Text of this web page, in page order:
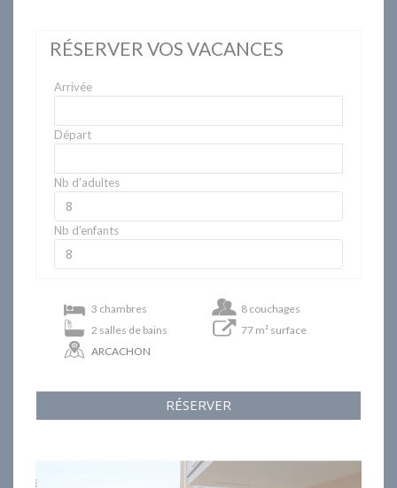
RÉSERVER VOS VACANCES
Arrivée
Départ
Nb d'adultes
Nb d'enfants
3 chambres
8 couchages
2 salles de bains
77 m² surface
ARCACHON
RÉSERVER